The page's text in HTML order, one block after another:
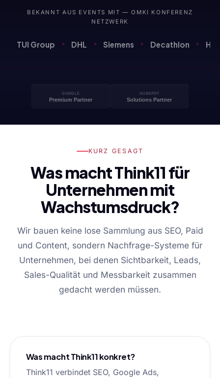
BEKANNT AUS EVENTS MIT — OMKI KONFERENZ
NETZWERK
TUI Group DHL Siemens Decathlon
KURZ GESAGT
Was macht Think11 für
Unternehmen mit
Wachstumsdruck?
Wir bauen keine lose Sammlung aus SEO, Paid
und Content, sondern Nachfrage-Systeme für
Unternehmen, bei denen Sichtbarkeit, Leads,
Sales-Qualität und Messbarkeit zusammen
gedacht werden müssen.
Was macht Think11 konkret?
Think11 verbindet SEO, Google Ads,